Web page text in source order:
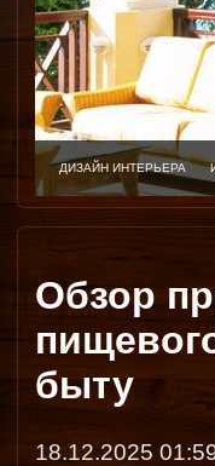
ДИЗАЙН ИНТЕРЬЕРА
Обзор
быту
18.12.2025